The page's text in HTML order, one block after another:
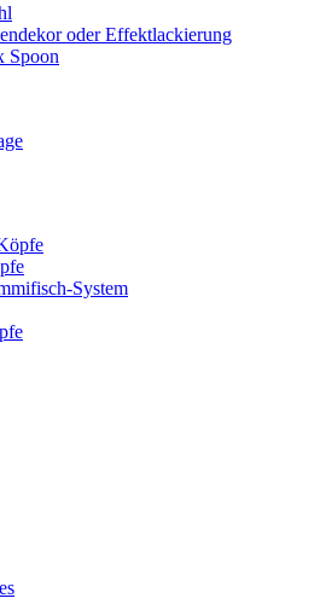
oder Effektlackierung
Spoon
System